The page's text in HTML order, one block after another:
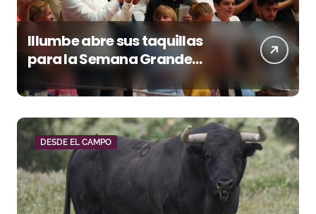
Illumbe abre sus taquillas
para la Semana Grande
Donostiarra
DESDE EL CAMPO